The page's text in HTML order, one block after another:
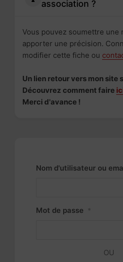
association ?
Vous pouvez soumettre une
apporter une précision.
modifier cette fiche ou
Un lien retour vers mon site
Découvrez comment faire
Merci d'avance !
Nom d'utilisateur ou
Mot de passe *
OU